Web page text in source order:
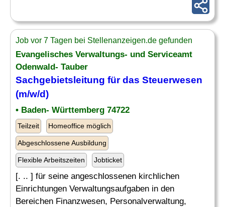
Job vor 7 Tagen bei Stellenanzeigen.de gefunden
Evangelisches Verwaltungs- und Serviceamt
Odenwald- Tauber
Sachgebietsleitung für das Steuerwesen
(m/w/d)
• Baden- Württemberg 74722
Teilzeit Homeoffice möglich
Abgeschlossene Ausbildung
Flexible Arbeitszeiten Jobticket
[. .. ] für seine angeschlossenen kirchlichen
Einrichtungen Verwaltungsaufgaben in den
Bereichen Finanzwesen, Personalverwaltung,